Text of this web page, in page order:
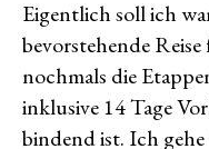
Eigentlich soll ich
bevorstehende
nochmals die
inklusive 14 Tage
bindend ist. Ich